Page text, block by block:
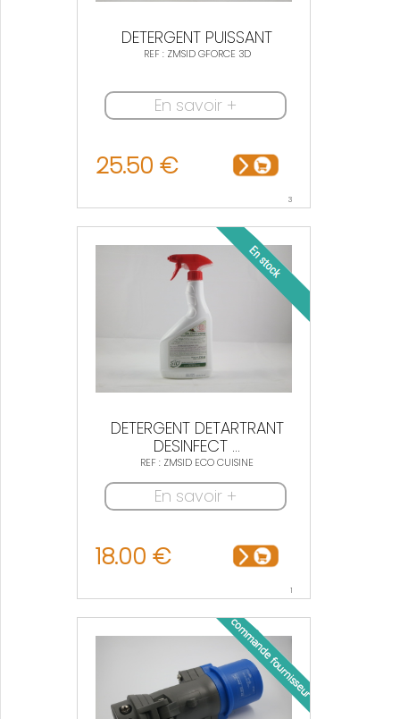
DETERGENT PUISSANT
REF : ZMSID GFORCE 3D
En savoir +
25.50 €
3
DETERGENT DETARTRANT
DESINFECT ...
REF : ZMSID ECO CUISINE
En savoir +
18.00 €
1